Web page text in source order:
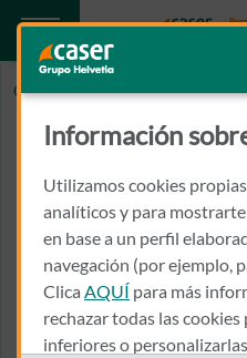
Caser.es PLANES
Información
Utilizamos cookies
analíticos y para
en base a un perfil
navegación (por ejemplo,
Clica AQUÍ para más
rechazar todas las
inferiores o